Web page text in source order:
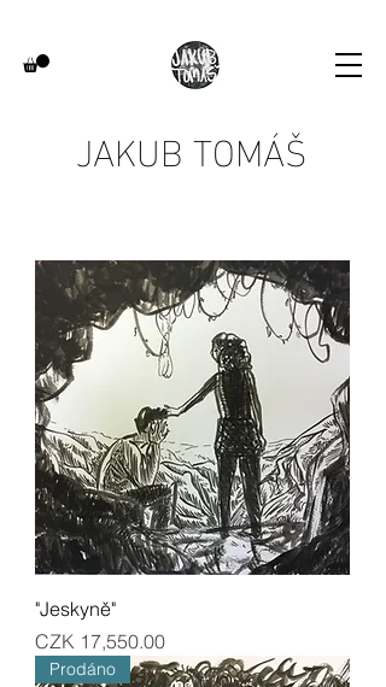
JAKUB TOMÁŠ
"Jeskyně"
Price
CZK 17,550.00
Prodáno